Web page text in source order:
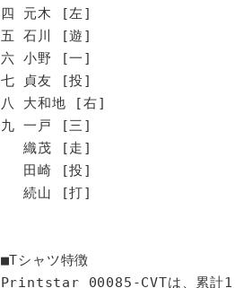
四 元木 [左]
五 石川 [遊]
六 小野 [一]
七 貞友 [投]
八 大和地 [右]
九 一戸 [三]
織茂 [走]
田崎 [投]
続山 [打]
■Tシャツ特徴
Printstar 00085-CVTは、累計1.4